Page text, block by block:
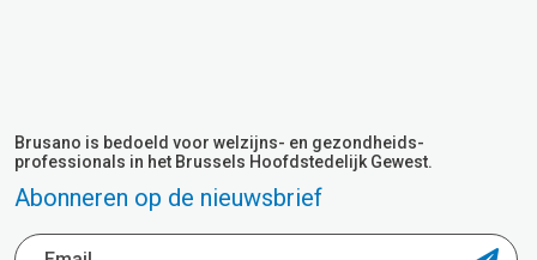
Brusano is bedoeld voor welzijns- en gezondheids-
professionals in het Brussels Hoofdstedelijk Gewest.
Abonneren op de nieuwsbrief